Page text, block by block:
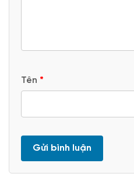
Tên *